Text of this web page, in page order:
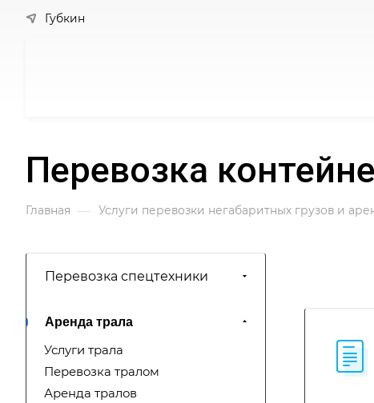
Губкин
Перевозка
Главная — Услуги перевозки негабаритных грузов и
Перевозка спецтехники
Аренда трала
Услуги трала
Перевозка тралом
Аренда тралов